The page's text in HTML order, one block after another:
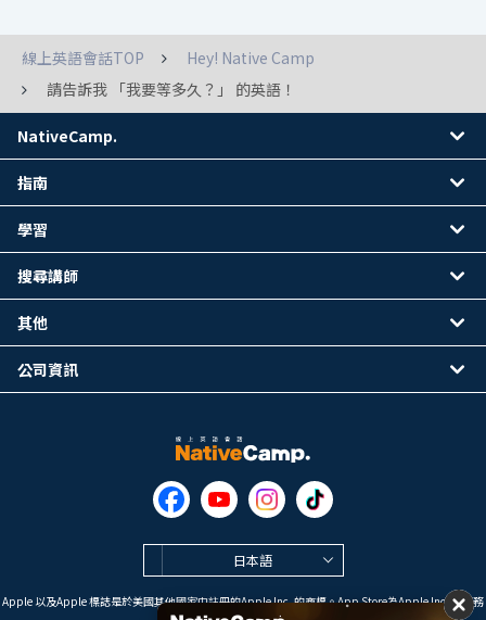
線上英語會話TOP
Hey! Native Camp
請告訴我 「我要等多久？」 的英語！
日本語
Apple 以及Apple 標誌是於美國其他國家中註冊的Apple Inc. 的商標。App Store為Apple Inc. 的服務
NativeCamp.
指南
學習
搜尋講師
其他
公司資訊